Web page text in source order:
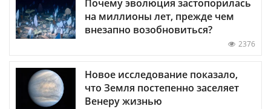
Почему эволюция застопорилась
на миллионы лет, прежде чем
внезапно возобновиться?
2376
Новое исследование показало,
что Земля постепенно заселяет
Венеру жизнью